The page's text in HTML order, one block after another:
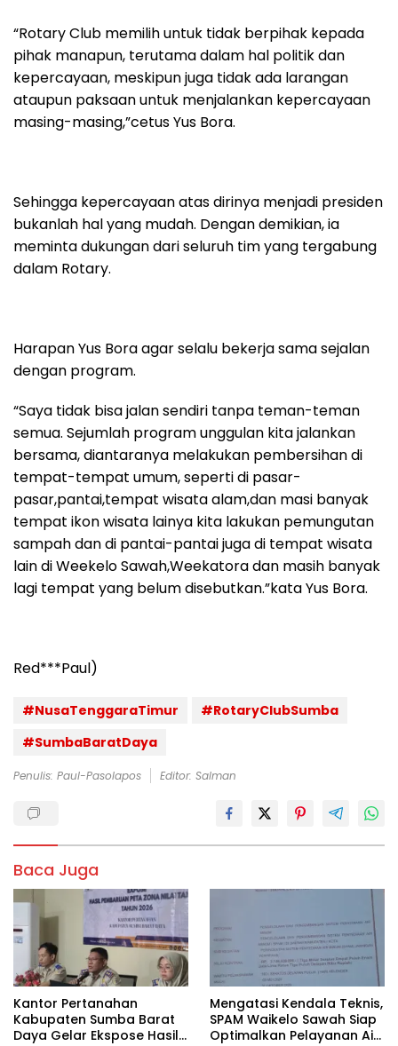
“Rotary Club memilih untuk tidak berpihak kepada
pihak manapun, terutama dalam hal politik dan
kepercayaan, meskipun juga tidak ada larangan
ataupun paksaan untuk menjalankan kepercayaan
masing-masing,”cetus Yus Bora.
Sehingga kepercayaan atas dirinya menjadi presiden
bukanlah hal yang mudah. Dengan demikian, ia
meminta dukungan dari seluruh tim yang tergabung
dalam Rotary.
Harapan Yus Bora agar selalu bekerja sama sejalan
dengan program.
“Saya tidak bisa jalan sendiri tanpa teman-teman
semua. Sejumlah program unggulan kita jalankan
bersama, diantaranya melakukan pembersihan di
tempat-tempat umum, seperti di pasar-
pasar,pantai,tempat wisata alam,dan masi banyak
tempat ikon wisata lainya kita lakukan pemungutan
sampah dan di pantai-pantai juga di tempat wisata
lain di Weekelo Sawah,Weekatora dan masih banyak
lagi tempat yang belum disebutkan.”kata Yus Bora.
Red***Paul)
#NusaTenggaraTimur
#RotaryClubSumba
#SumbaBaratDaya
Penulis: Paul-Pasolapos Editor: Salman
Baca Juga
Kantor Pertanahan
Kabupaten Sumba Barat
Daya Gelar Ekspose Hasil
Mengatasi Kendala Teknis,
SPAM Waikelo Sawah Siap
Optimalkan Pelayanan Air